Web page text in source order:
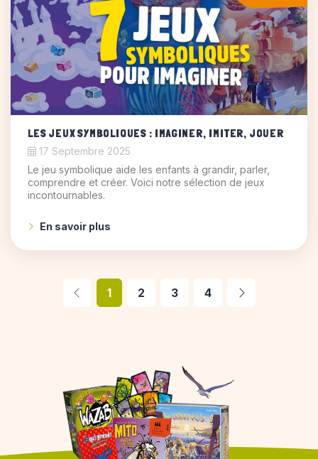
LES JEUX SYMBOLIQUES : IMAGINER, IMITER, JOUER
17 Septembre 2025
Le jeu symbolique aide les enfants à grandir, parler,
comprendre et créer. Voici notre sélection de jeux
incontournables.
En savoir plus
1 2 3 4